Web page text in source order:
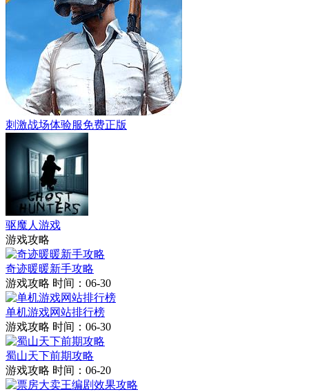
刺激战场体验服免费正版
驱魔人游戏
游戏攻略
奇迹暖暖新手攻略
游戏攻略 时间：06-30
单机游戏网站排行榜
游戏攻略 时间：06-30
蜀山天下前期攻略
游戏攻略 时间：06-20